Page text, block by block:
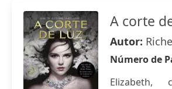
A corte
Autor:
Número de
Elizabeth,